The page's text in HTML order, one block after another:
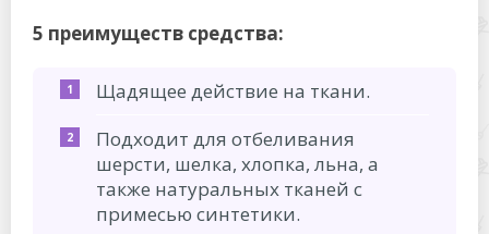
5 преимуществ средства:
Щадящее действие на ткани.
Подходит для отбеливания
шерсти, шелка, хлопка, льна, а
также натуральных тканей с
примесью синтетики.